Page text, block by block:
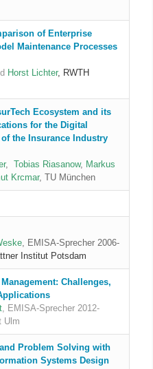
of Enterprise
Maintenance Processes
Horst Lichter, RWTH
Ecosystem and its
for the Digital
the Insurance Industry
, Tobias Riasanow, Markus
Krcmar, TU München
, EMISA-Sprecher 2006-
Institut Potsdam
Challenges,
, EMISA-Sprecher 2012-
Ulm
Problem Solving with
Systems Design